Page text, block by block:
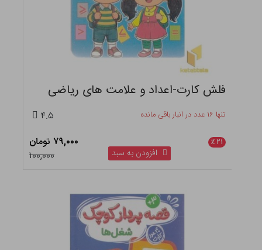
فلش کارت-اعداد و علامت های ریاضی
تنها ۱۶ عدد در انبار باقی مانده ۴.۵
۲۱ ٪
۷۹,۰۰۰ تومان
۱۰۰,۰۰۰
افزودن به سبد